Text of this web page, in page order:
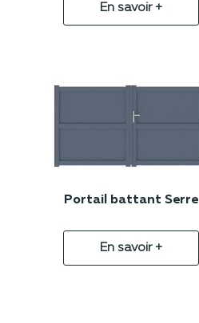
En savoir +
Portail battant Serre
En savoir +